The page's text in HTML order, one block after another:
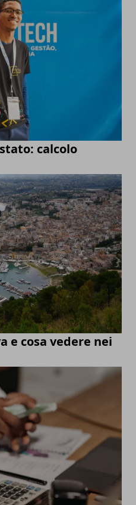
calcolo
e cosa vedere nei